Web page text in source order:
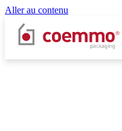
Aller au contenu